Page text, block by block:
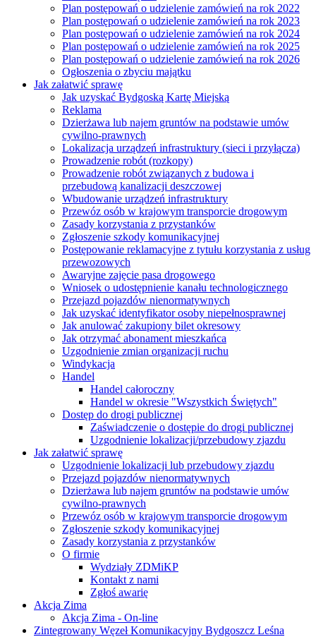
Plan postępowań o udzielenie zamówień na rok 2022
Plan postępowań o udzielenie zamówień na rok 2023
Plan postępowań o udzielenie zamówień na rok 2024
Plan postępowań o udzielenie zamówień na rok 2025
Plan postępowań o udzielenie zamówień na rok 2026
Ogłoszenia o zbyciu majątku
Jak załatwić sprawę
Jak uzyskać Bydgoską Kartę Miejską
Reklama
Dzierżawa lub najem gruntów na podstawie umów
cywilno-prawnych
Lokalizacja urządzeń infrastruktury (sieci i przyłącza)
Prowadzenie robót (rozkopy)
Prowadzenie robót związanych z budowa i
przebudową kanalizacji deszczowej
Wbudowanie urządzeń infrastruktury
Przewóz osób w krajowym transporcie drogowym
Zasady korzystania z przystanków
Zgłoszenie szkody komunikacyjnej
Postępowanie reklamacyjne z tytułu korzystania z usług
przewozowych
Awaryjne zajęcie pasa drogowego
Wniosek o udostępnienie kanału technologicznego
Przejazd pojazdów nienormatywnych
Jak uzyskać identyfikator osoby niepełnosprawnej
Jak anulować zakupiony bilet okresowy
Jak otrzymać abonament mieszkańca
Uzgodnienie zmian organizacji ruchu
Windykacja
Handel
Handel całoroczny
Handel w okresie "Wszystkich Świętych"
Dostęp do drogi publicznej
Zaświadczenie o dostępie do drogi publicznej
Uzgodnienie lokalizacji/przebudowy zjazdu
Jak załatwić sprawę
Uzgodnienie lokalizacji lub przebudowy zjazdu
Przejazd pojazdów nienormatywnych
Dzierżawa lub najem gruntów na podstawie umów
cywilno-prawnych
Przewóz osób w krajowym transporcie drogowym
Zgłoszenie szkody komunikacyjnej
Zasady korzystania z przystanków
O firmie
Wydziały ZDMiKP
Kontakt z nami
Zgłoś awarię
Akcja Zima
Akcja Zima - On-line
Zintegrowany Węzeł Komunikacyjny Bydgoszcz Leśna